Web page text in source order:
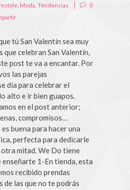
Moda Tendencias
0
tú San Valentín sea muy
celebran San Valentín,
post te va a encantar. Por
las parejas
día para celebrar el
alto e ir bien guapos.
en el post anterior;
compromisos…
buena para hacer una
perfecta para dedicarle
mitad. We Do tiene
enseñarte 1-En tienda, esta
recibido prendas
de las que no te podrás